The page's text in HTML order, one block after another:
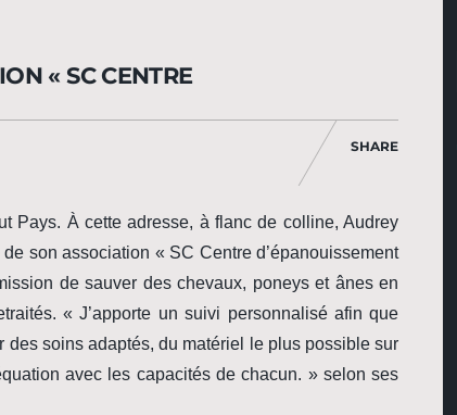
« SC CENTRE
SHARE
Pays. À cette adresse, à flanc de colline, Audrey
son association « SC Centre d’épanouissement
de sauver des chevaux, poneys et ânes en
« J’apporte un suivi personnalisé afin que
soins adaptés, du matériel le plus possible sur
avec les capacités de chacun. » selon ses